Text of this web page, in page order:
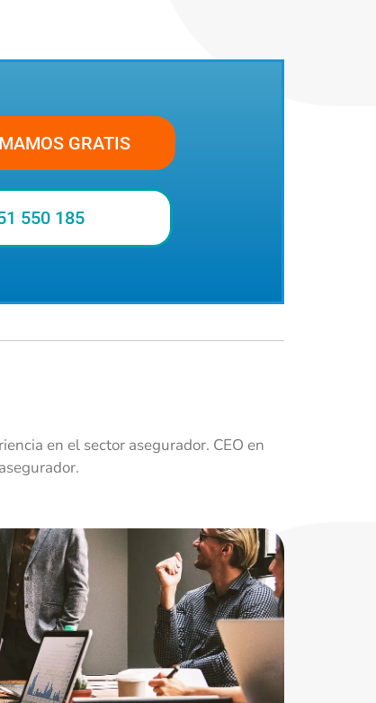
GRATIS
550 185
en el sector asegurador. CEO en